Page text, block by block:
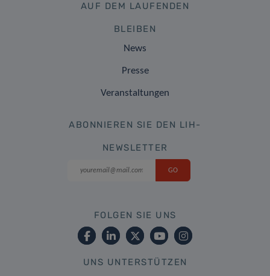
AUF DEM LAUFENDEN
BLEIBEN
News
Presse
Veranstaltungen
ABONNIEREN SIE DEN LIH-
NEWSLETTER
FOLGEN SIE UNS
UNS UNTERSTÜTZEN